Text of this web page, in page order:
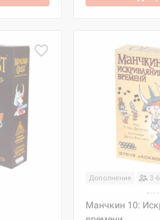
Дополнение 3-6
Манчкин 10: